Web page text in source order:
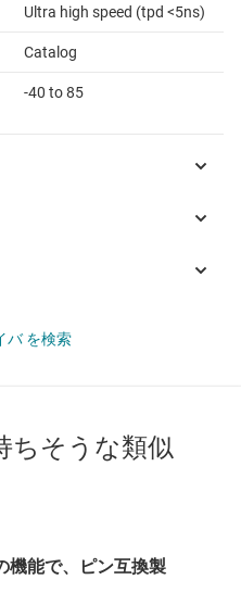
Ultra high speed (tpd <5ns)
Catalog
-40 to 85
バ を検索
ちそうな類似
機能で、ピン互換製